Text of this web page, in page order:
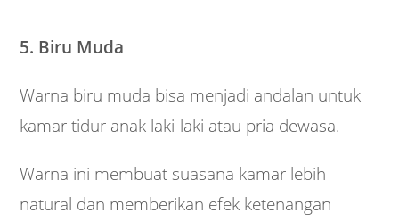
5. Biru Muda
Warna biru muda bisa menjadi andalan untuk
kamar tidur anak laki-laki atau pria dewasa.
Warna ini membuat suasana kamar lebih
natural dan memberikan efek ketenangan